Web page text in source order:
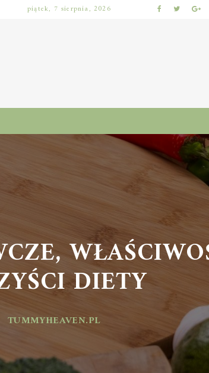
ODŻYWIENIA I DIETA
piątek, 7 sierpnia, 2026
DIETY
TUMMYHEAVEN.PL